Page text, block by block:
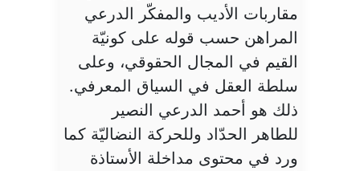
مقاربات الأديب والمفكّر الدرعي
المراهن حسب قوله على كونيّة
القيم في المجال الحقوقي، وعلى
سلطة العقل في السياق المعرفي.
ذلك هو أحمد الدرعي النصير
للطاهر الحدّاد وللحركة النضاليّة كما
ورد في محتوى مداخلة الأستاذة